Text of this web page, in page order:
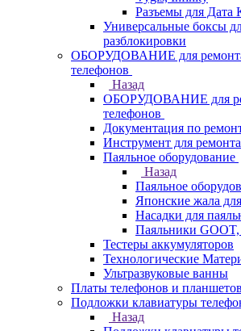
Разъемы для Дата
Универсальные боксы
разблокировки
ОБОРУДОВАНИЕ для
телефонов
Назад
ОБОРУДОВАНИЕ для
телефонов
Документация по
Инструмент для ремонта
Паяльное оборудование
Назад
Паяльное
Японские жала
Насадки для
Паяльники
Тестеры аккумуляторов
Технологические
Ультразвуковые ванны
Платы телефонов и планшетов
Подложки клавиатуры
Назад